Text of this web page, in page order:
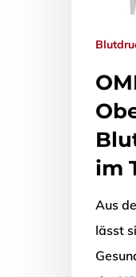
im
Aus
lässt